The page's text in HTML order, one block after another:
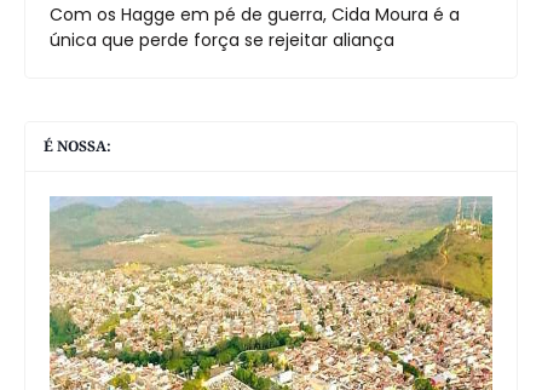
Com os Hagge em pé de guerra, Cida Moura é a
única que perde força se rejeitar aliança
É NOSSA: